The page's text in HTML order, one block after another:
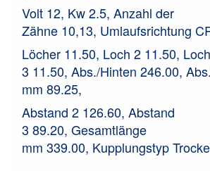
Volt 12, Kw 2.5, Anzahl der
Zähne 10,13, Umlaufsrichtung
Löcher 11.50, Loch 2 11.50, Loch
3 11.50, Abs./Hinten 246.00,
mm 89.25,
Abstand 2 126.60, Abstand
3 89.20, Gesamtlänge
mm 339.00, Kupplungstyp